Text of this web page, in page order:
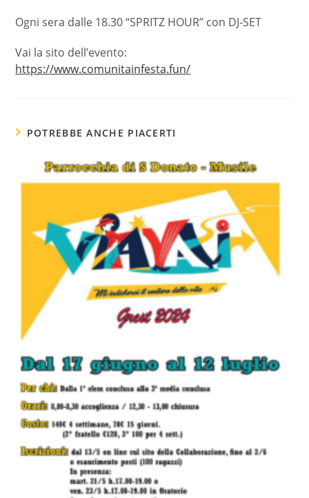
Ogni sera dalle 18.30 “SPRITZ HOUR” con DJ-SET
Vai la sito dell’evento:
https://www.comunitainfesta.fun/
POTREBBE ANCHE PIACERTI